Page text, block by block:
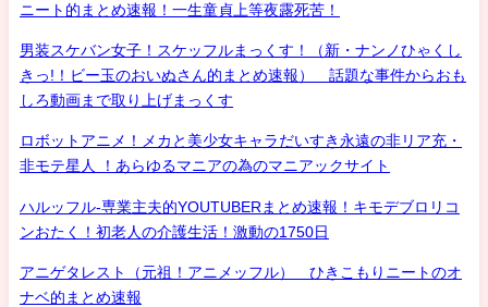
ニート的まとめ速報！一生童貞上等夜露死苦！
男装スケバン女子！スケッフルまっくす！（新・ナンノひゃくし
きっ!！ビー玉のおいぬさん的まとめ速報） 話題な事件からおも
しろ動画まで取り上げまっくす
ロボットアニメ！メカと美少女キャラだいすき永遠の非リア充・
非モテ星人 ！あらゆるマニアの為のマニアックサイト
ハルッフル-専業主夫的YOUTUBERまとめ速報！キモデブロリコ
ンおたく！初老人の介護生活！激動の1750日
アニゲタレスト（元祖！アニメッフル） ひきこもりニートのオ
ナベ的まとめ速報